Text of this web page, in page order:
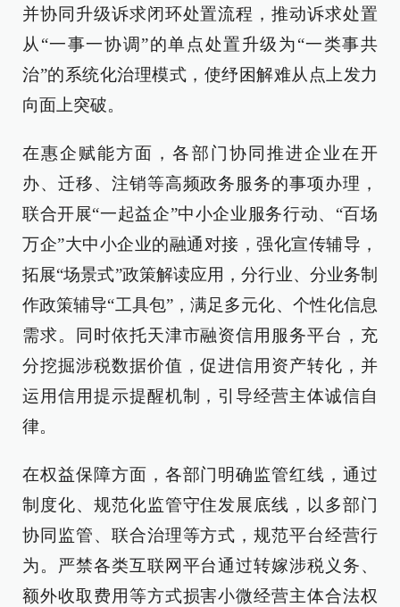
并协同升级诉求闭环处置流程，推动诉求处置
从“一事一协调”的单点处置升级为“一类事共
治”的系统化治理模式，使纾困解难从点上发力
向面上突破。
在惠企赋能方面，各部门协同推进企业在开
办、迁移、注销等高频政务服务的事项办理，
联合开展“一起益企”中小企业服务行动、“百场
万企”大中小企业的融通对接，强化宣传辅导，
拓展“场景式”政策解读应用，分行业、分业务制
作政策辅导“工具包”，满足多元化、个性化信息
需求。同时依托天津市融资信用服务平台，充
分挖掘涉税数据价值，促进信用资产转化，并
运用信用提示提醒机制，引导经营主体诚信自
律。
在权益保障方面，各部门明确监管红线，通过
制度化、规范化监管守住发展底线，以多部门
协同监管、联合治理等方式，规范平台经营行
为。严禁各类互联网平台通过转嫁涉税义务、
额外收取费用等方式损害小微经营主体合法权